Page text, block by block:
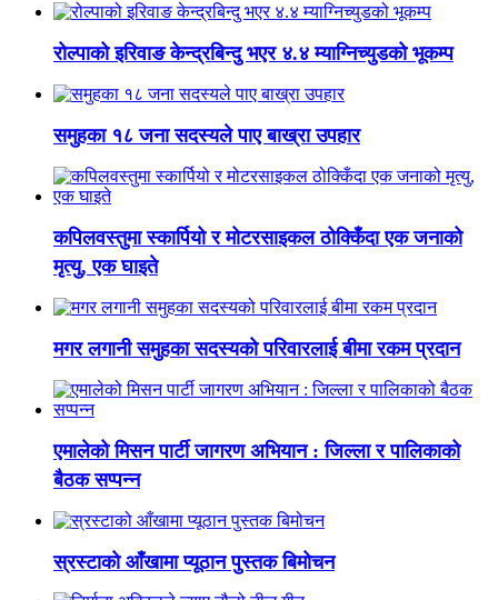
रोल्पाको इरिवाङ केन्द्रबिन्दु भएर ४.४ म्याग्निच्युडको भूकम्प
समुहका १८ जना सदस्यले पाए बाख्रा उपहार
कपिलवस्तुमा स्कार्पियो र मोटरसाइकल ठोक्किँदा एक जनाको
मृत्यु, एक घाइते
मगर लगानी समुहका सदस्यको परिवारलाई बीमा रकम प्रदान
एमालेको मिसन पार्टी जागरण अभियान : जिल्ला र पालिकाको
बैठक सप्पन्न
स्रस्टाको आँखामा प्यूठान पुस्तक बिमोचन